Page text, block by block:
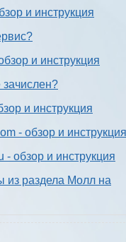
и инструкция
и инструкция
и инструкция
- обзор и инструкция
обзор и инструкция
из раздела Молл на